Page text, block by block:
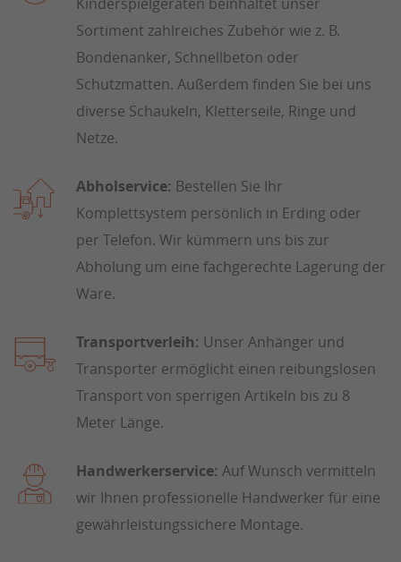
Sortiment zahlreiches Zubehör wie z. B.
Bondenanker, Schnellbeton oder
Schutzmatten. Außerdem finden Sie bei uns
diverse Schaukeln, Kletterseile, Ringe und
Netze.
Abholservice: Bestellen Sie Ihr
Komplettsystem persönlich in Erding oder
per Telefon. Wir kümmern uns bis zur
Abholung um eine fachgerechte Lagerung der
Ware.
Transportverleih: Unser Anhänger und
Transporter ermöglicht einen reibungslosen
Transport von sperrigen Artikeln bis zu 8
Meter Länge.
Handwerkerservice: Auf Wunsch vermitteln
wir Ihnen professionelle Handwerker für eine
gewährleistungssichere Montage.